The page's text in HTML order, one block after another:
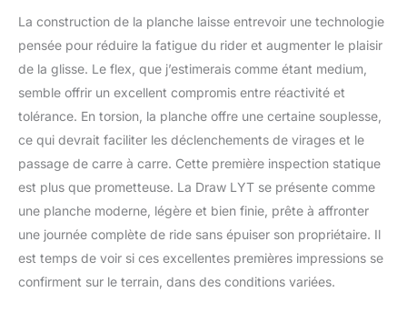
La construction de la planche laisse entrevoir une technologie
pensée pour réduire la fatigue du rider et augmenter le plaisir
de la glisse. Le flex, que j’estimerais comme étant medium,
semble offrir un excellent compromis entre réactivité et
tolérance. En torsion, la planche offre une certaine souplesse,
ce qui devrait faciliter les déclenchements de virages et le
passage de carre à carre. Cette première inspection statique
est plus que prometteuse. La Draw LYT se présente comme
une planche moderne, légère et bien finie, prête à affronter
une journée complète de ride sans épuiser son propriétaire. Il
est temps de voir si ces excellentes premières impressions se
confirment sur le terrain, dans des conditions variées.